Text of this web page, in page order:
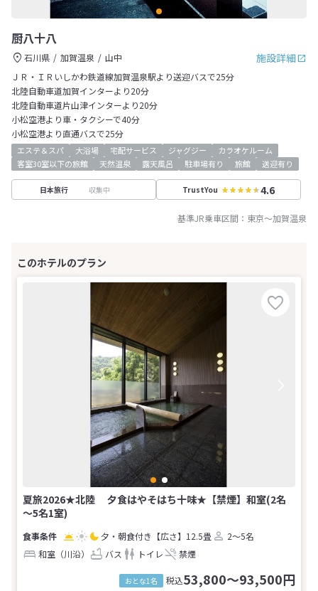
厨八十八
施設詳細
石川県 加賀温泉
山中
ＪＲ・ＩＲいしかわ鉄道線加賀温泉駅より送迎バスで25分
北陸自動車道加賀インターより20分
北陸自動車道片山津インターより20分
小松空港より車・タクシーで40分
小松空港より直通バスで25分
エステ＆スパ 大浴場 宅配サービス ジャグジー
カラオケルーム
客室30室以下の旅館
天然温泉 露天風呂 駐車場有り 旅館 送迎有り
日本旅行 収集中 TrustYou 4.6
基準JR乗車区間： 東京～加賀温泉
夏旅2026★北陸 夕食はやそはち十味★【禁煙】和室(2名
～5名1室)
夕・朝食付き 【広さ】12.5畳
2～5名
和室（川沿）
バス トイレ 禁煙
おとな1名 税込53,800～93,500円